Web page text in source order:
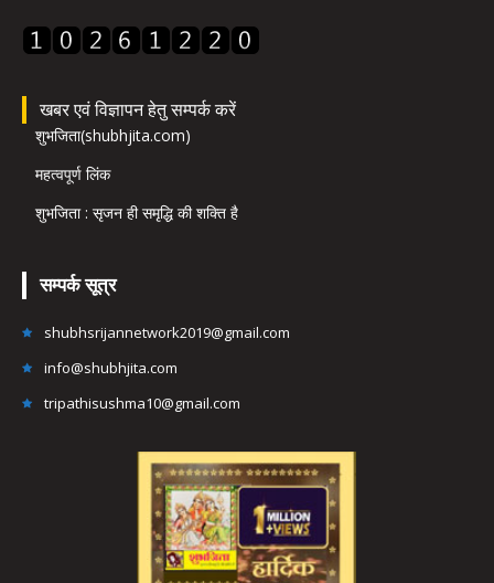
खबर एवं विज्ञापन हेतु सम्पर्क करें
शुभजिता(shubhjita.com)
महत्वपूर्ण लिंक
शुभजिता : सृजन ही समृद्धि की शक्ति है
सम्पर्क सूत्र
shubhsrijannetwork2019@gmail.com
info@shubhjita.com
tripathisushma10@gmail.com